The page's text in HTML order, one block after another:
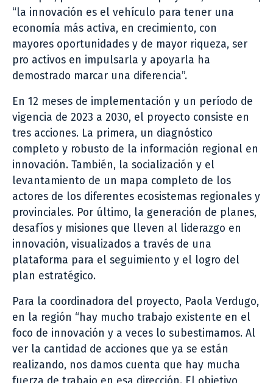
“la innovación es el vehículo para tener una
economía más activa, en crecimiento, con
mayores oportunidades y de mayor riqueza, ser
pro activos en impulsarla y apoyarla ha
demostrado marcar una diferencia”.
En 12 meses de implementación y un período de
vigencia de 2023 a 2030, el proyecto consiste en
tres acciones. La primera, un diagnóstico
completo y robusto de la información regional en
innovación. También, la socialización y el
levantamiento de un mapa completo de los
actores de los diferentes ecosistemas regionales y
provinciales. Por último, la generación de planes,
desafíos y misiones que lleven al liderazgo en
innovación, visualizados a través de una
plataforma para el seguimiento y el logro del
plan estratégico.
Para la coordinadora del proyecto, Paola Verdugo,
en la región “hay mucho trabajo existente en el
foco de innovación y a veces lo subestimamos. Al
ver la cantidad de acciones que ya se están
realizando, nos damos cuenta que hay mucha